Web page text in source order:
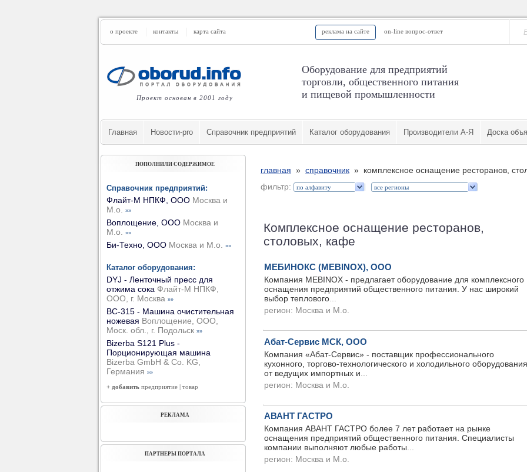
о проекте контакты карта сайта реклама на сайте on-line вопрос-ответ
Проект основан в 2001 году
Оборудование для предприятий
торговли, общественного питания
и пищевой промышленности
Главная Новости-pro Cправочник предприятий Каталог оборудования Производители А-Я Доска
главная » справочник » комплексное оснащение ресторанов,
фильтр:
Комплексное оснащение ресторанов,
столовых, кафе
МЕБИНОКС (MEBINOX), ООО
Компания MEBINOX - предлагает оборудование для комплексного
оснащения предприятий общественного питания. У нас широкий
выбор теплового
регион: Москва и М.о.
Абат-Сервис МСК, ООО
Компания «Абат-Сервис» - поставщик профессионального
кухонного, торгово-технологического и холодильного оборудования
от ведущих импортных и
регион: Москва и М.о.
АВАНТ ГАСТРО
Компания АВАНТ ГАСТРО более 7 лет работает на рынке
оснащения предприятий общественного питания. Специалисты
компании выполняют любые работы
регион: Москва и М.о.
ПОПОЛНИЛИ СОДЕРЖИМОЕ
Справочник предприятий:
Флайт-М НПКФ, ООО Москва и
М.о.
»»
Воплощение, ООО Москва и
М.о.
»»
Би-Техно, ООО Москва и М.о. »»
Каталог оборудования:
DYJ - Ленточный пресс для
отжима сока Флайт-М НПКФ,
ООО, г. Москва »»
ВС-315 - Машина очистительная
ножевая Воплощение, ООО,
Моск. обл., г. Подольск »»
Bizerba S121 Plus -
Порционирующая машина
Bizerba GmbH & Co. KG,
Германия »»
+ добавить предприятие | товар
РЕКЛАМА
ПАРТНЕРЫ ПОРТАЛА